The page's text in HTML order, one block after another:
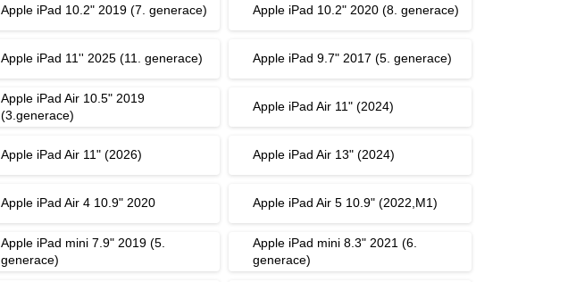
Apple iPad 10.2" 2019 (7. generace) Apple iPad 10.2" 2020 (8. generace)
Apple iPad 11'' 2025 (11. generace) Apple iPad 9.7" 2017 (5. generace)
Apple iPad Air 10.5" 2019
(3.generace)
Apple iPad Air 11" (2024)
Apple iPad Air 11" (2026) Apple iPad Air 13" (2024)
Apple iPad Air 4 10.9" 2020 Apple iPad Air 5 10.9" (2022,M1)
Apple iPad mini 7.9" 2019 (5.
generace)
Apple iPad mini 8.3" 2021 (6.
generace)